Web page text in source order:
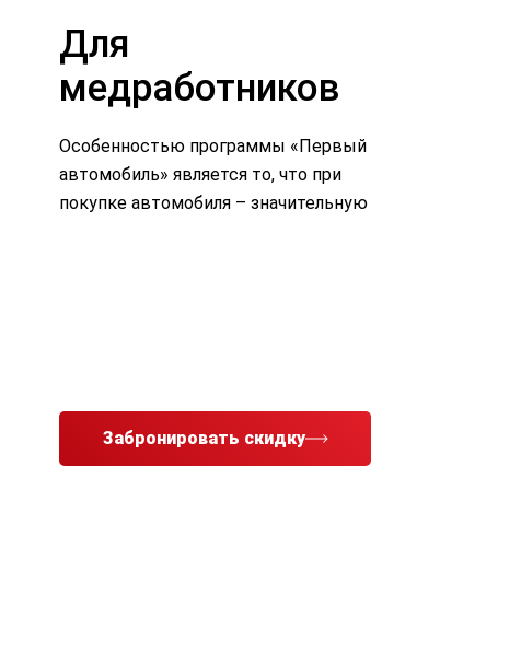
Для
медработников
Особенностью программы «Первый
автомобиль» является то, что при
покупке автомобиля – значительную
Забронировать скидку